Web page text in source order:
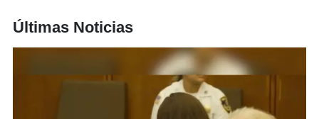
Últimas Noticias